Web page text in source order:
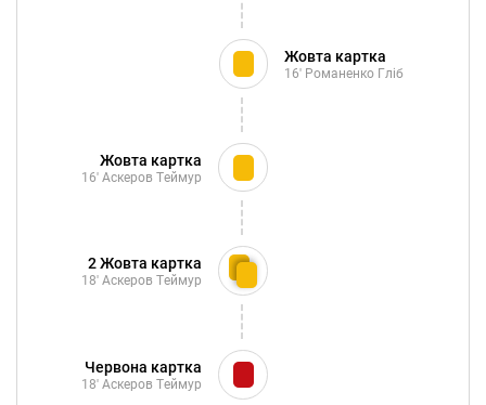
Жовта картка
16' Романенко Гліб
Жовта картка
16'Аскеров Теймур
2 Жовта картка
18'Аскеров Теймур
Червона картка
18'Аскеров Теймур